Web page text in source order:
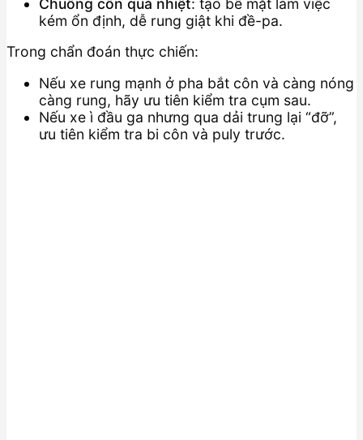
Chuông côn quá nhiệt: tạo bề mặt làm việc
kém ổn định, dễ rung giật khi đề-pa.
Trong chẩn đoán thực chiến:
Nếu xe rung mạnh ở pha bắt côn và càng nóng
càng rung, hãy ưu tiên kiểm tra cụm sau.
Nếu xe ì đầu ga nhưng qua dải trung lại “đỡ”,
ưu tiên kiểm tra bi côn và puly trước.